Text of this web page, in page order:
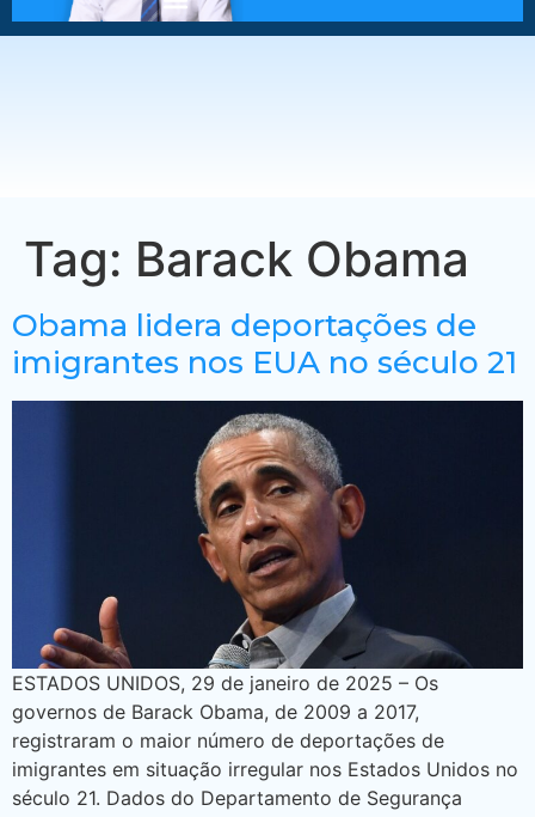
Tag: Barack Obama
Obama lidera deportações de
imigrantes nos EUA no século 21
ESTADOS UNIDOS, 29 de janeiro de 2025 – Os
governos de Barack Obama, de 2009 a 2017,
registraram o maior número de deportações de
imigrantes em situação irregular nos Estados Unidos no
século 21. Dados do Departamento de Segurança